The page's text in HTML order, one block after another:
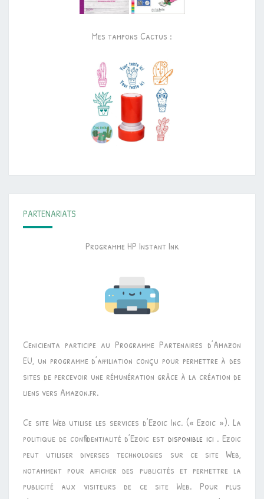
Mes tampons Cactus :
PARTENARIATS
Programme HP Instant Ink
Cenicienta participe au Programme Partenaires d’Amazon
EU, un programme d’affiliation conçu pour permettre à des
sites de percevoir une rémunération grâce à la création de
liens vers Amazon.fr.
Ce site Web utilise les services d’Ezoic Inc. (« Ezoic »). La
politique de confidentialité d’Ezoic est disponible ici . Ezoic
peut utiliser diverses technologies sur ce site Web,
notamment pour afficher des publicités et permettre la
publicité aux visiteurs de ce site Web. Pour plus